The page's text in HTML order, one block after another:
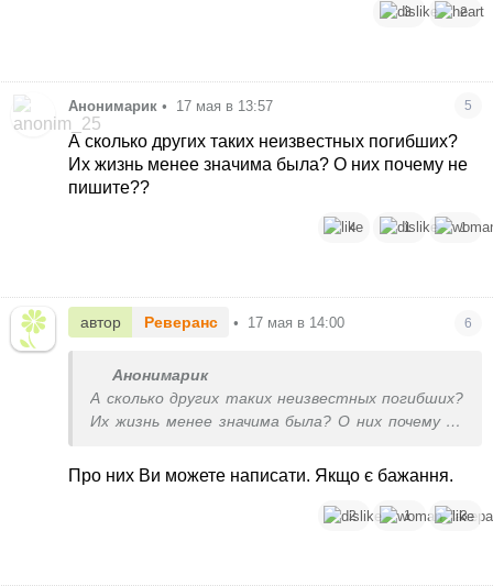
3 2
Анонимарик • 17 мая в 13:57 5
А сколько других таких неизвестных погибших?
Их жизнь менее значима была? О них почему не
пишите??
4 1 1
автор Реверанс • 17 мая в 14:00 6
Анонимарик
А сколько других таких неизвестных погибших?
Их жизнь менее значима была? О них почему не
Про них Ви можете написати. Якщо є бажання.
2 1 3